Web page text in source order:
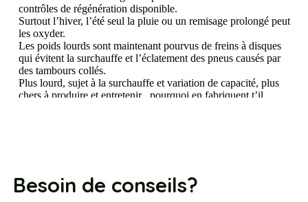
Besoin de conseils?